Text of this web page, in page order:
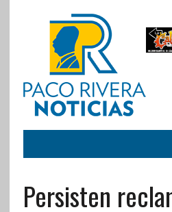
Persisten